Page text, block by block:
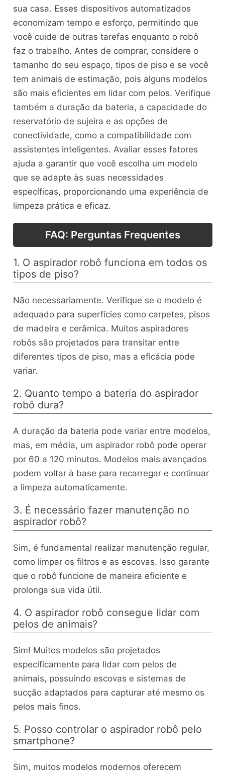
sua casa. Esses dispositivos automatizados
economizam tempo e esforço, permitindo que
você cuide de outras tarefas enquanto o robô
faz o trabalho. Antes de comprar, considere o
tamanho do seu espaço, tipos de piso e se você
tem animais de estimação, pois alguns modelos
são mais eficientes em lidar com pelos. Verifique
também a duração da bateria, a capacidade do
reservatório de sujeira e as opções de
conectividade, como a compatibilidade com
assistentes inteligentes. Avaliar esses fatores
ajuda a garantir que você escolha um modelo
que se adapte às suas necessidades
específicas, proporcionando uma experiência de
limpeza prática e eficaz.
FAQ: Perguntas Frequentes
1. O aspirador robô funciona em todos os
tipos de piso?
Não necessariamente. Verifique se o modelo é
adequado para superfícies como carpetes, pisos
de madeira e cerâmica. Muitos aspiradores
robôs são projetados para transitar entre
diferentes tipos de piso, mas a eficácia pode
variar.
2. Quanto tempo a bateria do aspirador
robô dura?
A duração da bateria pode variar entre modelos,
mas, em média, um aspirador robô pode operar
por 60 a 120 minutos. Modelos mais avançados
podem voltar à base para recarregar e continuar
a limpeza automaticamente.
3. É necessário fazer manutenção no
aspirador robô?
Sim, é fundamental realizar manutenção regular,
como limpar os filtros e as escovas. Isso garante
que o robô funcione de maneira eficiente e
prolonga sua vida útil.
4. O aspirador robô consegue lidar com
pelos de animais?
Sim! Muitos modelos são projetados
especificamente para lidar com pelos de
animais, possuindo escovas e sistemas de
sucção adaptados para capturar até mesmo os
pelos mais finos.
5. Posso controlar o aspirador robô pelo
smartphone?
Sim, muitos modelos modernos oferecem